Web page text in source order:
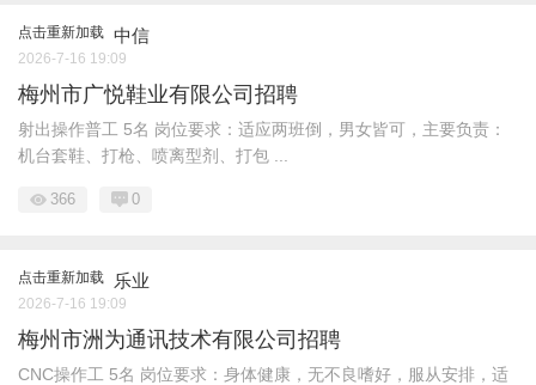
点击重新加载 中信
2026-7-16 19:09
梅州市广悦鞋业有限公司招聘
射出操作普工 5名 岗位要求：适应两班倒，男女皆可，主要负责：
机台套鞋、打枪、喷离型剂、打包 ...
366 0
点击重新加载 乐业
2026-7-16 19:09
梅州市洲为通讯技术有限公司招聘
CNC操作工 5名 岗位要求：身体健康，无不良嗜好，服从安排，适